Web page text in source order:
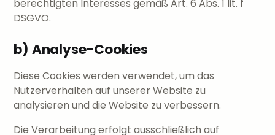
berechtigten Interesses gemäß Art. 6 Abs. 1 lit. f
DSGVO.
b) Analyse-Cookies
Diese Cookies werden verwendet, um das
Nutzerverhalten auf unserer Website zu
analysieren und die Website zu verbessern.
Die Verarbeitung erfolgt ausschließlich auf